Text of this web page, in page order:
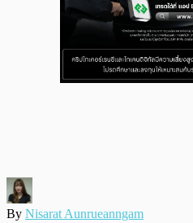
By Nisarat Aunrueanngam